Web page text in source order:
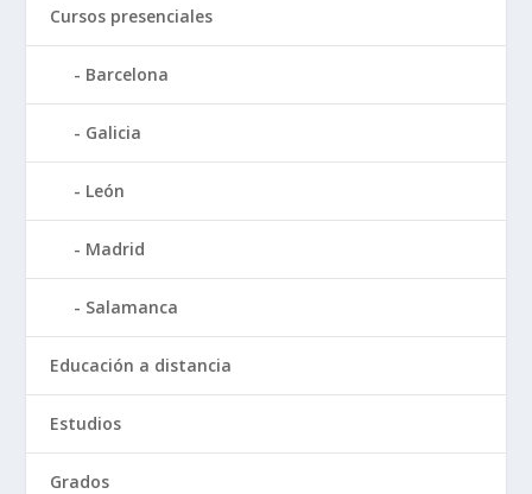
Cursos presenciales
Barcelona
Galicia
León
Madrid
Salamanca
Educación a distancia
Estudios
Grados